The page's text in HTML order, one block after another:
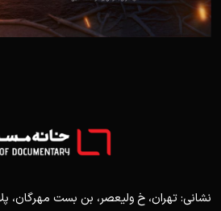
نشانی: تهران، خ ولیعصر، بن بست مهرگان،